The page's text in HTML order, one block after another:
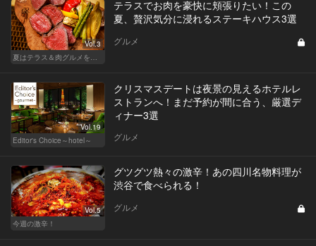
Vol.3
夏はテラス＆肉グルメを開放的に楽しもう
テラスでお肉を豪快に頬張りたい！この
夏、贅沢気分に浸れるステーキハウス3選
グルメ
Vol.19
Editor's Choice～hotel～
クリスマスデートは夜景の見えるホテルレ
ストランへ！まだ予約が間に合う、厳選デ
ィナー3選
グルメ
Vol.5
今週の激辛！
グツグツ熱々の激辛！あの四川名物料理が
渋谷で食べられる！
グルメ